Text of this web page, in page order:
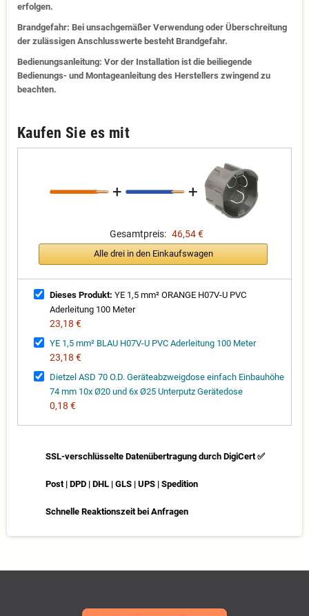
erfolgen.
Brandgefahr: Bei unsachgemäßer Verwendung oder Überschreitung
der zulässigen Anschlusswerte besteht Brandgefahr.
Bedienungsanleitung: Vor der Installation ist die beiliegende
Bedienungs- und Montageanleitung des Herstellers zwingend zu
beachten.
Kaufen Sie es mit
+ +
Gesamtpreis: 46,54 €
Alle drei in den Einkaufswagen
Dieses Produkt: YE 1,5 mm² ORANGE H07V-U PVC
Aderleitung 100 Meter
23,18 €
YE 1,5 mm² BLAU H07V-U PVC Aderleitung 100 Meter
23,18 €
Dietzel ASD 70 O.D. Geräteabzweigdose einfach Einbauhöhe
74 mm 10x Ø20 und 6x Ø25 Unterputz Gerätedose
0,18 €
SSL-verschlüsselte Datenübertragung durch DigiCert ✅
Post | DPD | DHL | GLS | UPS | Spedition
Schnelle Reaktionszeit bei Anfragen